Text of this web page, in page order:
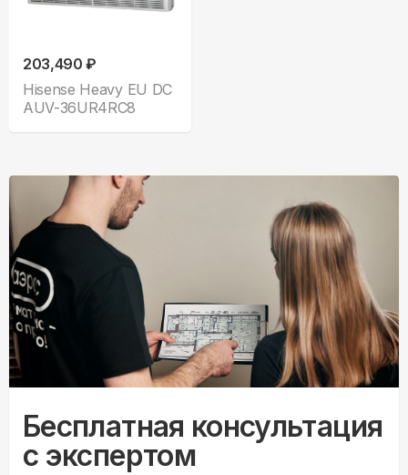
203,490 ₽
Hisense Heavy EU DC
AUV-36UR4RC8
Бесплатная консультация
с экспертом